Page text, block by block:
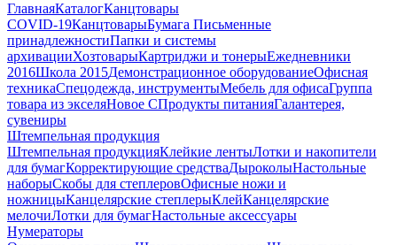
ГлавнаяКаталогКанцтовары
COVID-19КанцтоварыБумага Письменные
принадлежностиПапки и системы
архивацииХозтоварыКартриджи и тонерыЕжедневники
2016Школа 2015Демонстрационное оборудованиеОфисная
техникаСпецодежда, инструментыМебель для офисаГруппа
товара из экселяНовое СПродукты питанияГалантерея,
сувениры
Штемпельная продукция
Штемпельная продукцияКлейкие лентыЛотки и накопители
для бумагКорректирующие средстваДыроколыНастольные
наборыСкобы для степлеровОфисные ножи и
ножницыКанцелярские степлерыКлейКанцелярские
мелочиЛотки для бумагНастольные аксессуары
Нумераторы